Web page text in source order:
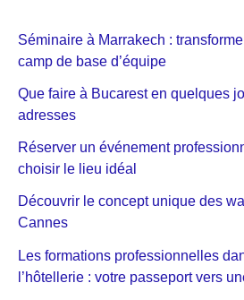
Séminaire à Marrakech :
camp de base d’équipe
Que faire à Bucarest en quelques
adresses
Réserver un événement
choisir le lieu idéal
Découvrir le concept unique des
Cannes
Les formations professionnelles
l’hôtellerie : votre passeport vers